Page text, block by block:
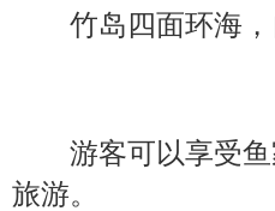
竹岛四面环海，
游客可以享受鱼
旅游。